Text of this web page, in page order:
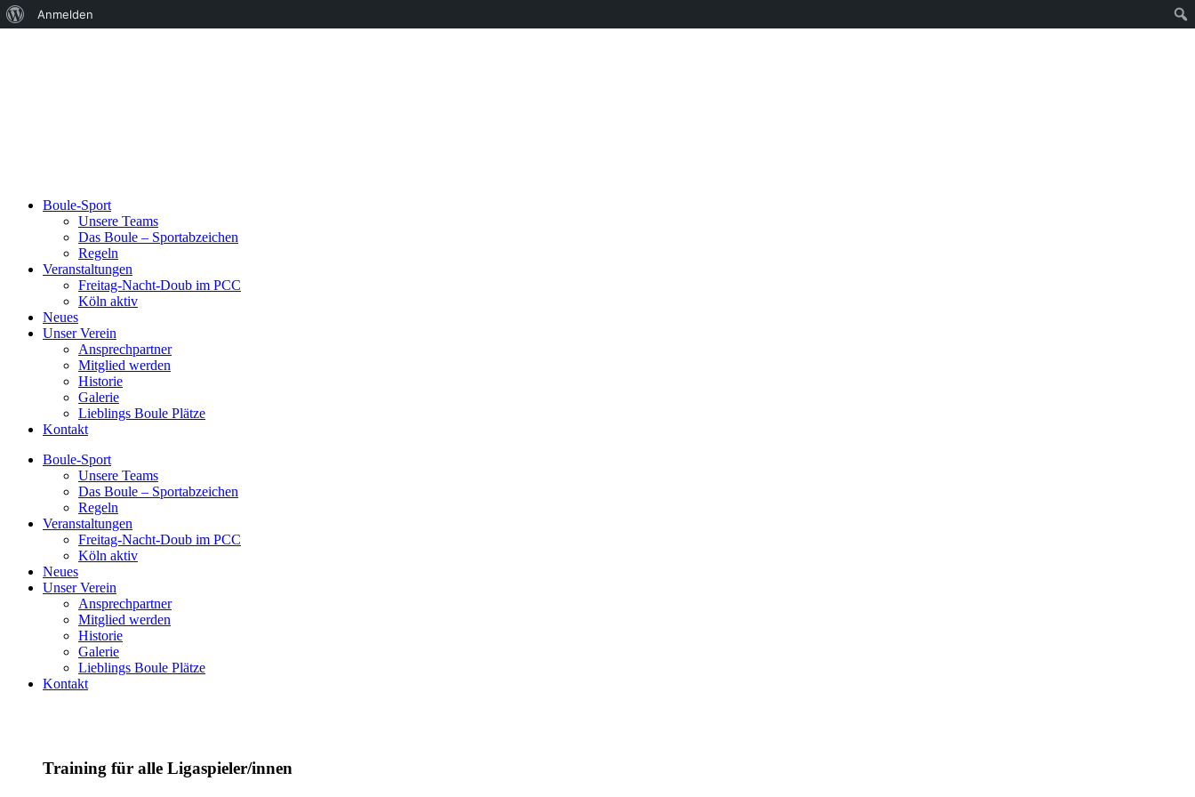
Boule-Sport
Unsere Teams
Das Boule – Sportabzeichen
Regeln
Veranstaltungen
Freitag-Nacht-Doub im PCC
Köln aktiv
Neues
Unser Verein
Ansprechpartner
Mitglied werden
Historie
Galerie
Lieblings Boule Plätze
Kontakt
Boule-Sport
Unsere Teams
Das Boule – Sportabzeichen
Regeln
Veranstaltungen
Freitag-Nacht-Doub im PCC
Köln aktiv
Neues
Unser Verein
Ansprechpartner
Mitglied werden
Historie
Galerie
Lieblings Boule Plätze
Kontakt
Training für alle Ligaspieler/innen
Über
Anmelden